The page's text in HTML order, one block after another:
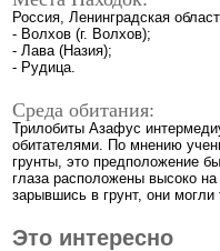
Россия, Ленинградская
- Волхов (г. Волхов);
- Лава (Назия);
- Рудица.
Среда обитания:
Трилобиты Азафус
обитателями. По мнению
грунты, это предположение
глаза расположены высоко
зарывшись в грунт, они
Это интересно